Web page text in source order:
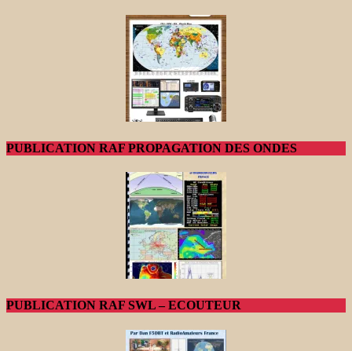
PUBLICATION RAF PROPAGATION DES ONDES
PUBLICATION RAF SWL – ECOUTEUR